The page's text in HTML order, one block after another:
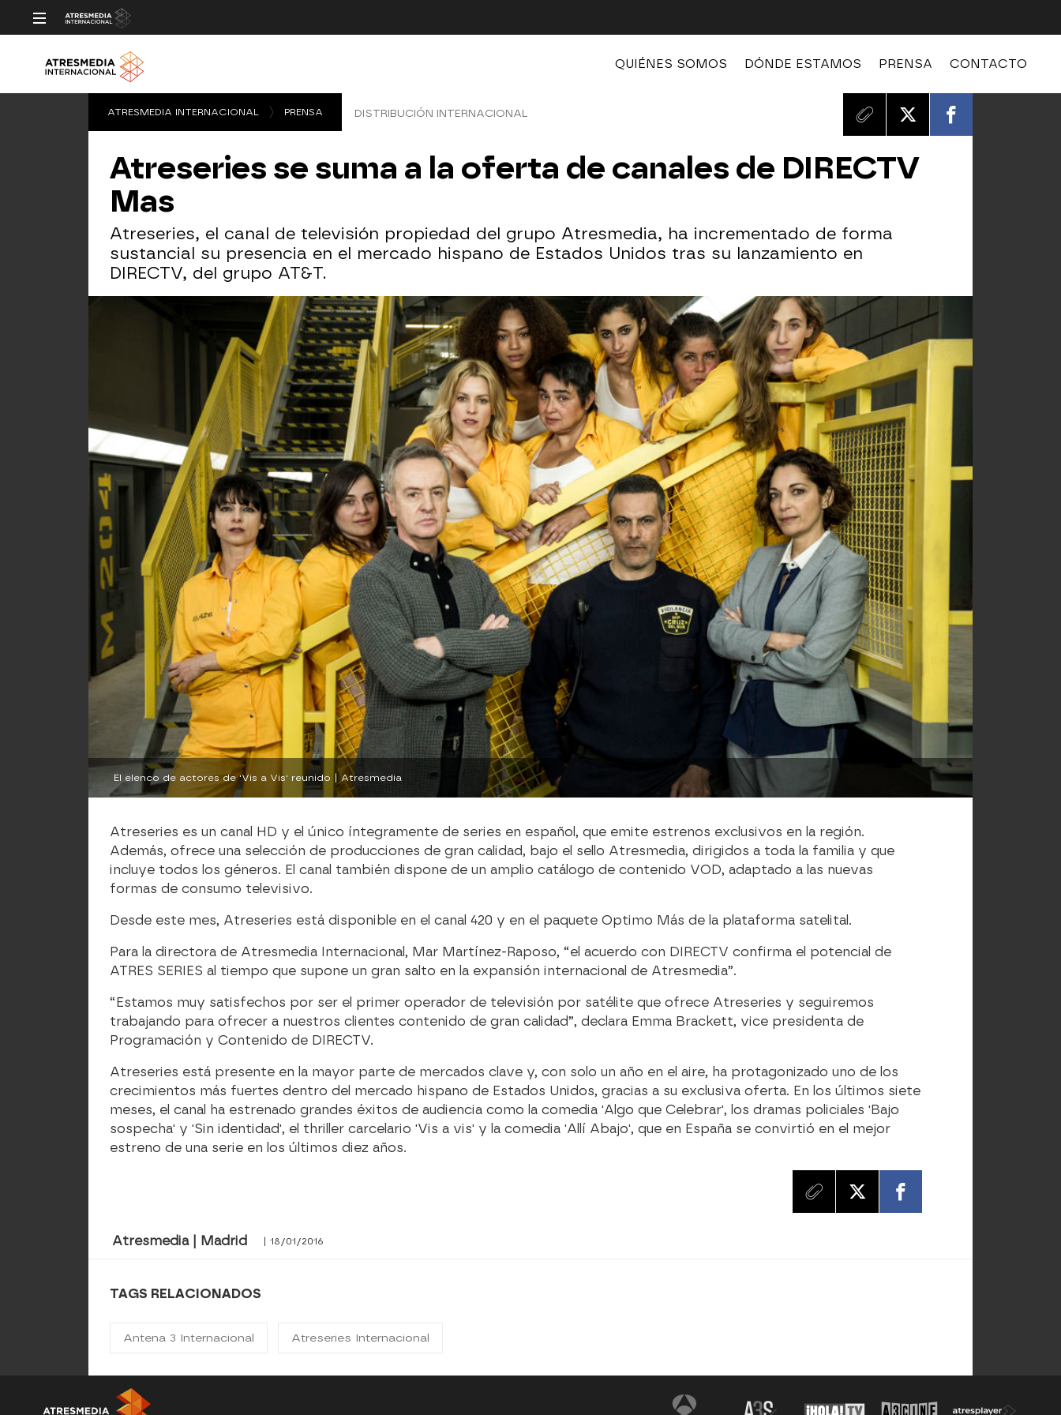
QUIÉNES SOMOS DÓNDE ESTAMOS PRENSA CONTACTO
ATRESMEDIA INTERNACIONAL PRENSA DISTRIBUCIÓN INTERNACIONAL
Atreseries se suma a la oferta de canales de DIRECTV
Mas
Atreseries, el canal de televisión propiedad del grupo Atresmedia, ha incrementado de forma
sustancial su presencia en el mercado hispano de Estados Unidos tras su lanzamiento en
DIRECTV, del grupo AT&T.
El elenco de actores de 'Vis a Vis' reunido | Atresmedia
Atreseries es un canal HD y el único íntegramente de series en español, que emite estrenos exclusivos en la región.
Además, ofrece una selección de producciones de gran calidad, bajo el sello Atresmedia, dirigidos a toda la familia y que
incluye todos los géneros. El canal también dispone de un amplio catálogo de contenido VOD, adaptado a las nuevas
formas de consumo televisivo.
Desde este mes, Atreseries está disponible en el canal 420 y en el paquete Optimo Más de la plataforma satelital.
Para la directora de Atresmedia Internacional, Mar Martínez-Raposo, “el acuerdo con DIRECTV confirma el potencial de
ATRES SERIES al tiempo que supone un gran salto en la expansión internacional de Atresmedia”.
“Estamos muy satisfechos por ser el primer operador de televisión por satélite que ofrece Atreseries y seguiremos
trabajando para ofrecer a nuestros clientes contenido de gran calidad”, declara Emma Brackett, vice presidenta de
Programación y Contenido de DIRECTV.
Atreseries está presente en la mayor parte de mercados clave y, con solo un año en el aire, ha protagonizado uno de los
crecimientos más fuertes dentro del mercado hispano de Estados Unidos, gracias a su exclusiva oferta. En los últimos siete
meses, el canal ha estrenado grandes éxitos de audiencia como la comedia 'Algo que Celebrar', los dramas policiales 'Bajo
sospecha' y 'Sin identidad', el thriller carcelario 'Vis a vis' y la comedia 'Allí Abajo', que en España se convirtió en el mejor
estreno de una serie en los últimos diez años.
Atresmedia | Madrid | 18/01/2016
TAGS RELACIONADOS
Antena 3 Internacional Atreseries Internacional